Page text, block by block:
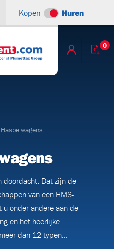
Kopen Huren
0
Haspelwagens
doordacht. Dat zijn de
van een HMS-
u onder andere aan de
en het heerlijke
dan 12 typen